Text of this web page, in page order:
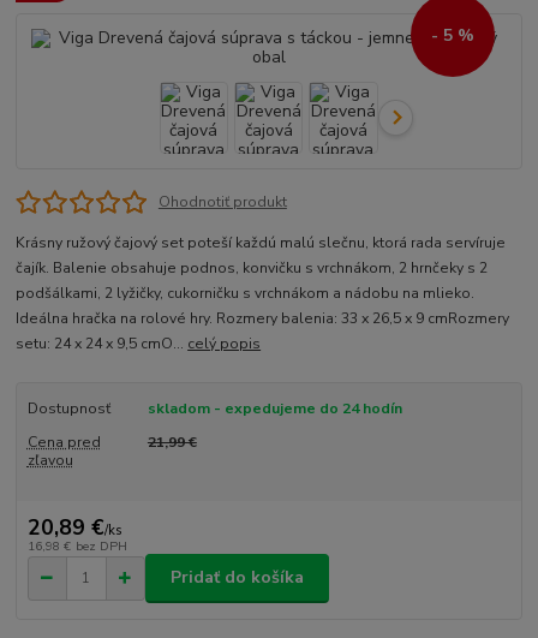
- 5 %
Ohodnotiť produkt
Krásny ružový čajový set poteší každú malú slečnu, ktorá rada servíruje
čajík. Balenie obsahuje podnos, konvičku s vrchnákom, 2 hrnčeky s 2
podšálkami, 2 lyžičky, cukorničku s vrchnákom a nádobu na mlieko.
Ideálna hračka na rolové hry. Rozmery balenia: 33 x 26,5 x 9 cmRozmery
setu: 24 x 24 x 9,5 cmO... celý popis
Dostupnosť
skladom - expedujeme do 24 hodín
Cena pred
zľavou
21,99 €
20,89 €/ks
16,98 € bez DPH
Pridať do košíka